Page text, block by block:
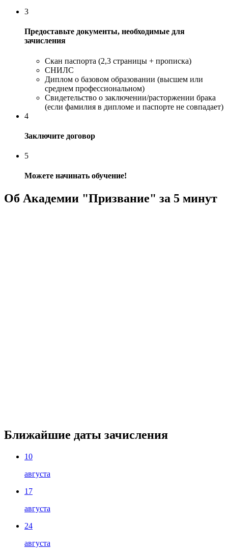
3
Предоставьте документы, необходимые для
зачисления
Скан паспорта (2,3 страницы + прописка)
СНИЛС
Диплом о базовом образовании (высшем или
среднем профессиональном)
Свидетельство о заключении/расторжении брака
(если фамилия в дипломе и паспорте не совпадает)
4
Заключите договор
5
Можете начинать обучение!
Об Академии "Призвание" за 5 минут
Ближайшие даты зачисления
10
августа
17
августа
24
августа